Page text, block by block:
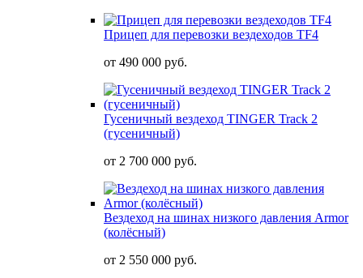
Прицеп для перевозки вездеходов TF4
от 490 000 руб.
Гусеничный вездеход TINGER Track 2
(гусеничный)
от 2 700 000 руб.
Вездеход на шинах низкого давления Armor
(колёсный)
от 2 550 000 руб.